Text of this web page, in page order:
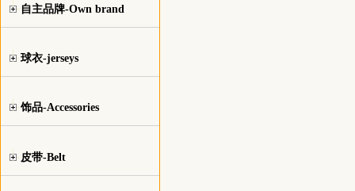
自主品牌-Own brand
球衣-jerseys
饰品-Accessories
皮带-Belt